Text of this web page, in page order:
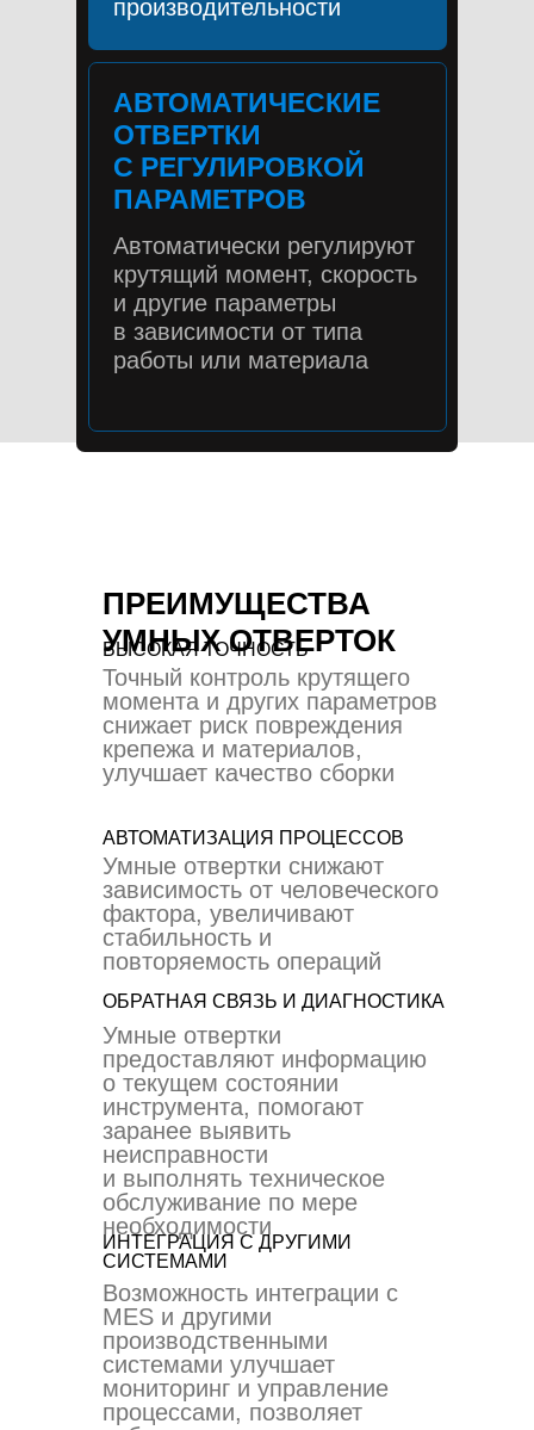
производительности
АВТОМАТИЧЕСКИЕ
ОТВЕРТКИ
С РЕГУЛИРОВКОЙ
ПАРАМЕТРОВ
Автоматически регулируют
крутящий момент, скорость
и другие параметры
в зависимости от типа
работы или материала
ПРЕИМУЩЕСТВА
УМНЫХ ОТВЕРТОК
ВЫСОКАЯ ТОЧНОСТЬ
АВТОМАТИЗАЦИЯ ПРОЦЕССОВ
Умные отвертки снижают
зависимость от человеческого
фактора, увеличивают
стабильность и
повторяемость операций
ИНТЕГРАЦИЯ С ДРУГИМИ
СИСТЕМАМИ
Возможность интеграции с
MES и другими
производственными
системами улучшает
мониторинг и управление
процессами, позволяет
ОБРАТНАЯ СВЯЗЬ И ДИАГНОСТИКА
Умные отвертки
предоставляют информацию
о текущем состоянии
инструмента, помогают
заранее выявить
неисправности
и выполнять техническое
обслуживание по мере
необходимости
Точный контроль крутящего
момента и других параметров
снижает риск повреждения
крепежа и материалов,
улучшает качество сборки